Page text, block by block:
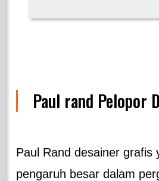
Paul rand Pelopor
Paul Rand desainer grafis
pengaruh besar dalam